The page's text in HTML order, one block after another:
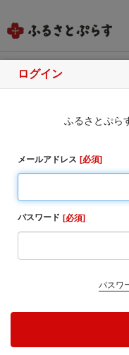
ふるさ
・同一自治体内の方
をお送りすることは
ん。
1. お寄せ頂いた個人
のであり、それ以外
2. お礼の品の確認及
株式会社JTBに通知
ログイン
ふるさとぷら
メールアドレス 必須
パスワード 必須
パスワ